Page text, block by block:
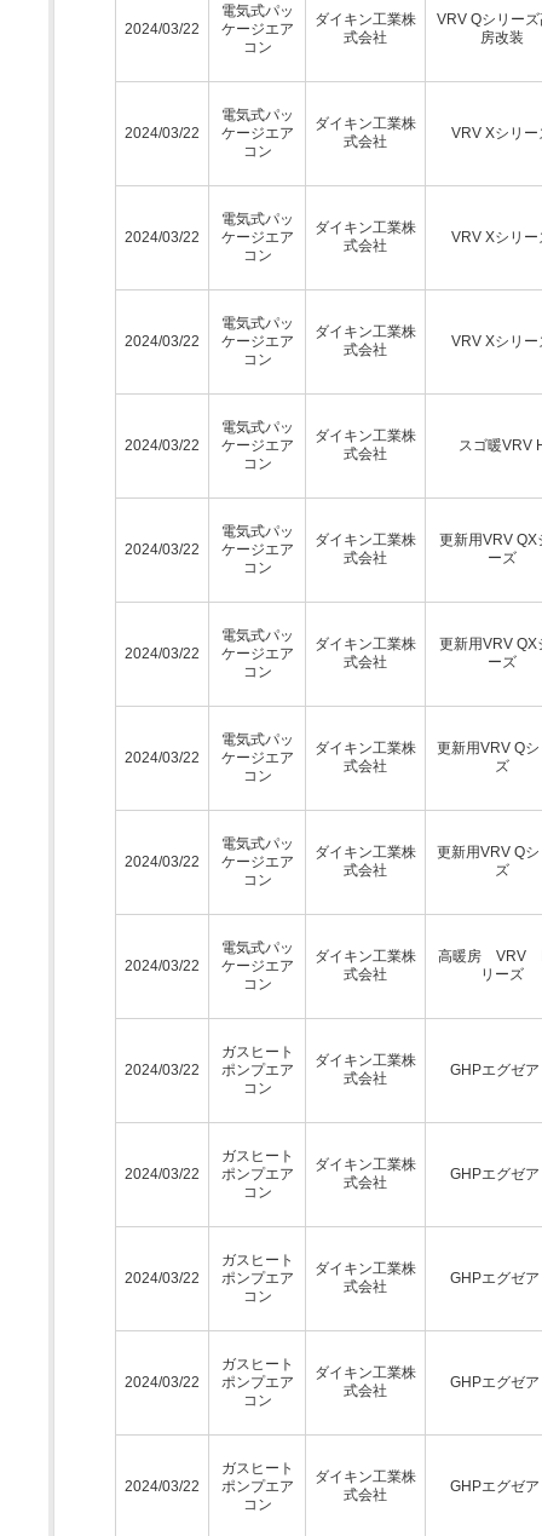
2024/03/22
電気式パッ
ケージエア
コン
ダイキン工業株
式会社
VRV Qシリー
房改装
2024/03/22
電気式パッ
ケージエア
コン
ダイキン工業株
式会社
VRV Xシリー
2024/03/22
電気式パッ
ケージエア
コン
ダイキン工業株
式会社
VRV Xシリー
2024/03/22
電気式パッ
ケージエア
コン
ダイキン工業株
式会社
VRV Xシリー
2024/03/22
電気式パッ
ケージエア
コン
ダイキン工業株
式会社
スゴ暖VRV
2024/03/22
電気式パッ
ケージエア
コン
ダイキン工業株
式会社
更新用VRV QX
ーズ
2024/03/22
電気式パッ
ケージエア
コン
ダイキン工業株
式会社
更新用VRV QX
ーズ
2024/03/22
電気式パッ
ケージエア
コン
ダイキン工業株
式会社
更新用VRV Q
ズ
2024/03/22
電気式パッ
ケージエア
コン
ダイキン工業株
式会社
更新用VRV Q
ズ
2024/03/22
電気式パッ
ケージエア
コン
ダイキン工業株
式会社
高暖房 VRV
リーズ
2024/03/22
ガスヒート
ポンプエア
コン
ダイキン工業株
式会社
GHPエグゼ
2024/03/22
ガスヒート
ポンプエア
コン
ダイキン工業株
式会社
GHPエグゼ
2024/03/22
ガスヒート
ポンプエア
コン
ダイキン工業株
式会社
GHPエグゼ
2024/03/22
ガスヒート
ポンプエア
コン
ダイキン工業株
式会社
GHPエグゼ
2024/03/22
ガスヒート
ポンプエア
コン
ダイキン工業株
式会社
GHPエグゼ